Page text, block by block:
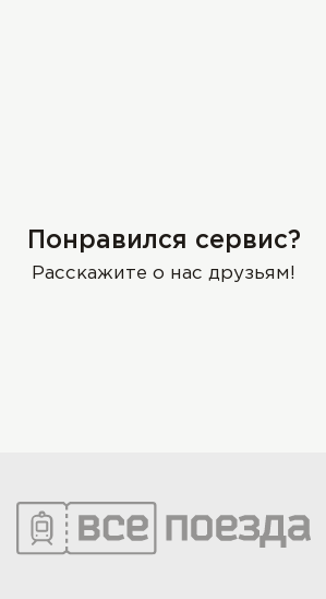
Понравился сервис?
Расскажите о нас друзьям!